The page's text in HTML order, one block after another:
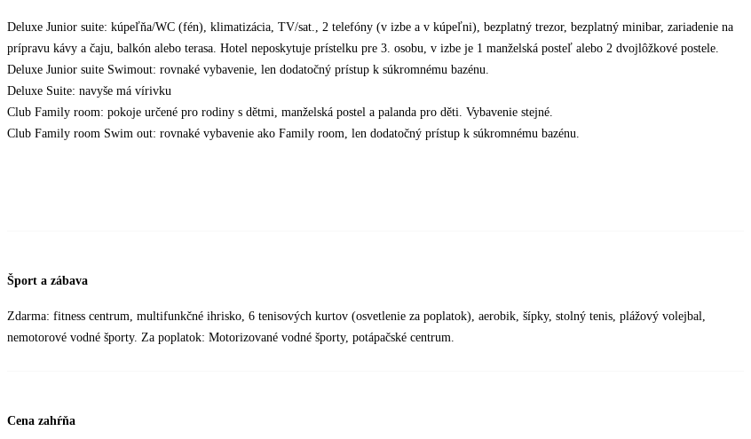
Deluxe Junior suite: kúpeľňa/WC (fén), klimatizácia, TV/sat., 2 telefóny (v izbe a v kúpeľni), bezplatný trezor, bezplatný minibar, zariadenie na
prípravu kávy a čaju, balkón alebo terasa. Hotel neposkytuje prístelku pre 3. osobu, v izbe je 1 manželská posteľ alebo 2 dvojlôžkové postele.
Deluxe Junior suite Swimout: rovnaké vybavenie, len dodatočný prístup k súkromnému bazénu.
Deluxe Suite: navyše má vírivku
Club Family room: pokoje určené pro rodiny s dětmi, manželská postel a palanda pro děti. Vybavenie stejné.
Club Family room Swim out: rovnaké vybavenie ako Family room, len dodatočný prístup k súkromnému bazénu.
Šport a zábava
Zdarma: fitness centrum, multifunkčné ihrisko, 6 tenisových kurtov (osvetlenie za poplatok), aerobik, šípky, stolný tenis, plážový volejbal,
nemotorové vodné športy. Za poplatok: Motorizované vodné športy, potápačské centrum.
Cena zahŕňa